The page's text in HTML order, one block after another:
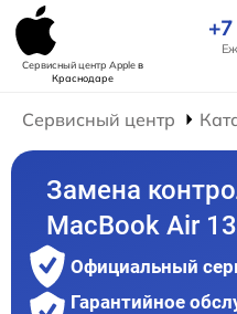
Сервисный центр Appleв
Краснодаре
Сервисный центр
Замена
MacBook Air
Официальный
Гарантийное